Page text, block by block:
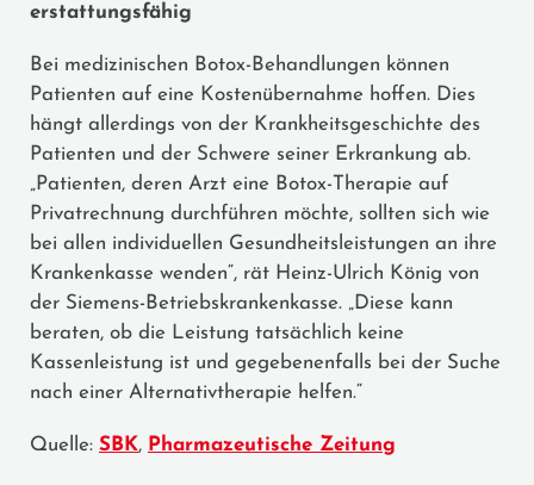
erstattungsfähig
Bei medizinischen Botox-Behandlungen können
Patienten auf eine Kostenübernahme hoffen. Dies
hängt allerdings von der Krankheitsgeschichte des
Patienten und der Schwere seiner Erkrankung ab.
„Patienten, deren Arzt eine Botox-Therapie auf
Privatrechnung durchführen möchte, sollten sich wie
bei allen individuellen Gesundheitsleistungen an ihre
Krankenkasse wenden“, rät Heinz-Ulrich König von
der Siemens-Betriebskrankenkasse. „Diese kann
beraten, ob die Leistung tatsächlich keine
Kassenleistung ist und gegebenenfalls bei der Suche
nach einer Alternativtherapie helfen.“
Quelle: SBK, Pharmazeutische Zeitung